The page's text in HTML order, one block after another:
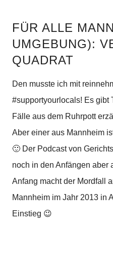
FÜR ALLE
UMGEBUNG):
QUADRAT
Den musste ich mit
#supportyourlocals! Es gibt
Fälle aus dem Ruhrpott
Aber einer aus Mannheim
🙂 Der Podcast von
noch in den Anfängen aber
Anfang macht der Mordfall
Mannheim im Jahr 2013 in
Einstieg 😉